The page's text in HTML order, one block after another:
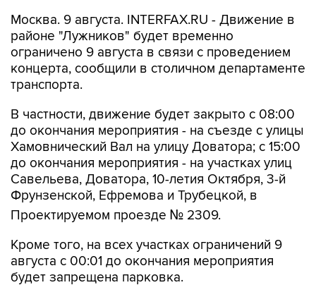
Москва. 9 августа. INTERFAX.RU - Движение в
районе "Лужников" будет временно
ограничено 9 августа в связи с проведением
концерта, сообщили в столичном департаменте
транспорта.
В частности, движение будет закрыто с 08:00
до окончания мероприятия - на съезде с улицы
Хамовнический Вал на улицу Доватора; с 15:00
до окончания мероприятия - на участках улиц
Савельева, Доватора, 10-летия Октября, 3-й
Фрунзенской, Ефремова и Трубецкой, в
Проектируемом проезде № 2309.
Кроме того, на всех участках ограничений 9
августа с 00:01 до окончания мероприятия
будет запрещена парковка.